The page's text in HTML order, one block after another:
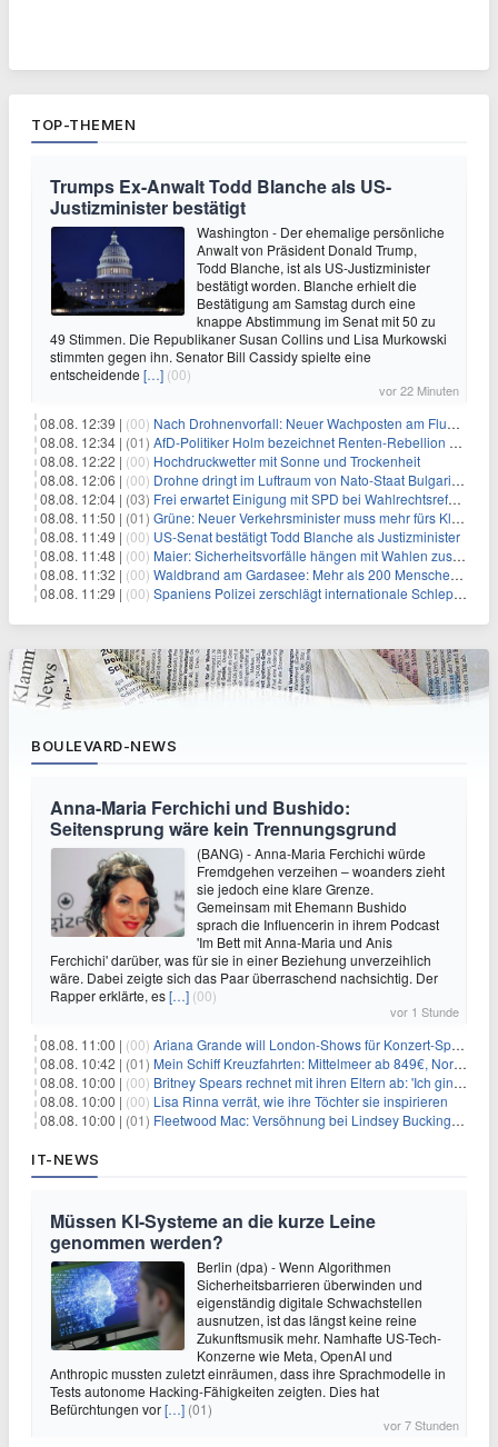
TOP-THEMEN
Trumps Ex-Anwalt Todd Blanche als US-
Justizminister bestätigt
Washington - Der ehemalige persönliche
Anwalt von Präsident Donald Trump,
Todd Blanche, ist als US-Justizminister
bestätigt worden. Blanche erhielt die
Bestätigung am Samstag durch eine
knappe Abstimmung im Senat mit 50 zu
49 Stimmen. Die Republikaner Susan Collins und Lisa Murkowski
stimmten gegen ihn. Senator Bill Cassidy spielte eine
entscheidende […] (00)
vor 22 Minuten
08.08. 12:39 | (00) Nach Drohnenvorfall: Neuer Wachposten am Flughafen
08.08. 12:34 | (01) AfD-Politiker Holm bezeichnet Renten-Rebellion als "Rollenspiel"
08.08. 12:22 | (00) Hochdruckwetter mit Sonne und Trockenheit
08.08. 12:06 | (00) Drohne dringt im Luftraum von Nato-Staat Bulgarien ein
08.08. 12:04 | (03) Frei erwartet Einigung mit SPD bei Wahlrechtsreform
08.08. 11:50 | (01) Grüne: Neuer Verkehrsminister muss mehr fürs Klima tun
08.08. 11:49 | (00) US-Senat bestätigt Todd Blanche als Justizminister
08.08. 11:48 | (00) Maier: Sicherheitsvorfälle hängen mit Wahlen zusammen
08.08. 11:32 | (00) Waldbrand am Gardasee: Mehr als 200 Menschen evakuiert
08.08. 11:29 | (00) Spaniens Polizei zerschlägt internationale Schlepperbande
BOULEVARD-NEWS
Anna-Maria Ferchichi und Bushido:
Seitensprung wäre kein Trennungsgrund
(BANG) - Anna-Maria Ferchichi würde
Fremdgehen verzeihen – woanders zieht
sie jedoch eine klare Grenze.
Gemeinsam mit Ehemann Bushido
sprach die Influencerin in ihrem Podcast
'Im Bett mit Anna-Maria und Anis
Ferchichi' darüber, was für sie in einer Beziehung unverzeihlich
wäre. Dabei zeigte sich das Paar überraschend nachsichtig. Der
Rapper erklärte, es[…] (00)
vor 1 Stunde
08.08. 11:00 | (00) Ariana Grande will London-Shows für Konzert-Special filmen
08.08. 10:42 | (01) Mein Schiff Kreuzfahrten: Mittelmeer ab 849€, Norwegen ab 999€ p.P.
08.08. 10:00 | (00) Britney Spears rechnet mit ihren Eltern ab: 'Ich ging zwei Monate lang auf die Knie und weinte'
08.08. 10:00 | (00) Lisa Rinna verrät, wie ihre Töchter sie inspirieren
08.08. 10:00 | (01) Fleetwood Mac: Versöhnung bei Lindsey Buckingham und Stevie Nicks
IT-NEWS
Müssen KI-Systeme an die kurze Leine
genommen werden?
Berlin (dpa) - Wenn Algorithmen
Sicherheitsbarrieren überwinden und
eigenständig digitale Schwachstellen
ausnutzen, ist das längst keine reine
Zukunftsmusik mehr. Namhafte US-Tech-
Konzerne wie Meta, OpenAI und
Anthropic mussten zuletzt einräumen, dass ihre Sprachmodelle in
Tests autonome Hacking-Fähigkeiten zeigten. Dies hat
Befürchtungen vor[…] (01)
vor 7 Stunden